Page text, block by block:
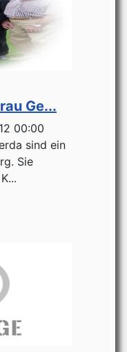
Ge...
00:00
sind ein
Sie